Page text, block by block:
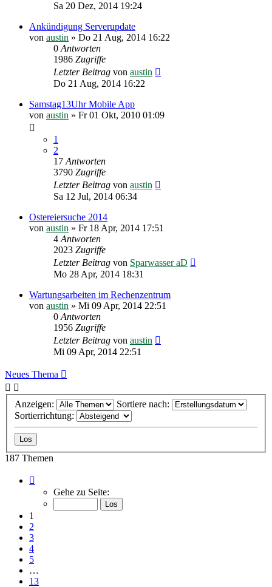
Sa 20 Dez, 2014 19:24
Ankündigung Serverupdate
von austin » Do 21 Aug, 2014 16:22
0Antworten
1986 Zugriffe
Letzter Beitrag von austin
Do 21 Aug, 2014 16:22
Samstag13Uhr Mobile App
von austin » Fr 01 Okt, 2010 01:09
1
2
17Antworten
3790 Zugriffe
Letzter Beitrag von austin
Sa 12 Jul, 2014 06:34
Ostereiersuche 2014
von austin » Fr 18 Apr, 2014 17:51
4Antworten
2023 Zugriffe
Letzter Beitrag von Sparwasser aD
Mo 28 Apr, 2014 18:31
Wartungsarbeiten im Rechenzentrum
von austin » Mi 09 Apr, 2014 22:51
0Antworten
1956 Zugriffe
Letzter Beitrag von austin
Mi 09 Apr, 2014 22:51
Neues Thema
Anzeigen:
Sortiere nach:
Sortierrichtung:
187 Themen
von
Gehe zu Seite:
1
2
3
4
5
…
13